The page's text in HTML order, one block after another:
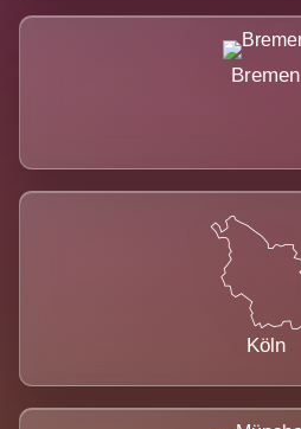
Bremen
Köln